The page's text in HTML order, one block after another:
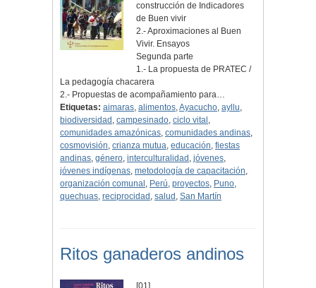
construcción de Indicadores
de Buen vivir
2.- Aproximaciones al Buen
Vivir. Ensayos
Segunda parte
1.- La propuesta de PRATEC /
La pedagogía chacarera
2.- Propuestas de acompañamiento para…
Etiquetas: aimaras, alimentos,Ayacucho, ayllu,
biodiversidad , campesinado, ciclo vital ,
comunidades amazónicas, comunidades andinas,
cosmovisión, crianza mutua, educación, fiestas
andinas, género, interculturalidad , jóvenes,
jóvenes indígenas, metodología de capacitación,
organización comunal , Perú, proyectos, Puno,
quechuas, reciprocidad , salud , San Martín
Ritos ganaderos andinos